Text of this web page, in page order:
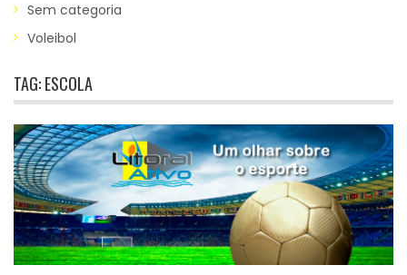
Sem categoria
Voleibol
TAG:ESCOLA